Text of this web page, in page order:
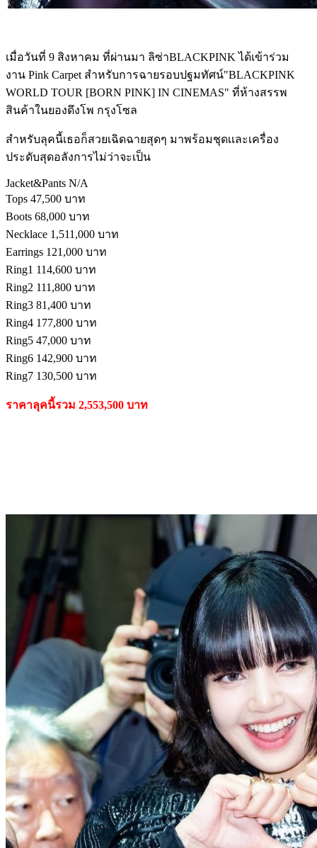
เมื่อวันที่ 9 สิงหาคม ที่ผ่านมา ลิซ่าBLACKPINK ได้เข้าร่วม
งาน Pink Carpet สำหรับการฉายรอบปฐมทัศน์"BLACKPINK
WORLD TOUR [BORN PINK] IN CINEMAS" ที่ห้างสรรพ
สินค้าในยองดึงโพ กรุงโซล
สำหรับลุคนี้เธอก็สวยเฉิดฉายสุดๆ มาพร้อมชุดเเละเครื่อง
ประดับสุดอลังการไม่ว่าจะเป็น
Jacket&Pants N/A
Tops 47,500 บาท
Boots 68,000 บาท
Necklace 1,511,000 บาท
Earrings 121,000 บาท
Ring1 114,600 บาท
Ring2 111,800 บาท
Ring3 81,400 บาท
Ring4 177,800 บาท
Ring5 47,000 บาท
Ring6 142,900 บาท
Ring7 130,500 บาท
ราคาลุคนี้รวม 2,553,500 บาท